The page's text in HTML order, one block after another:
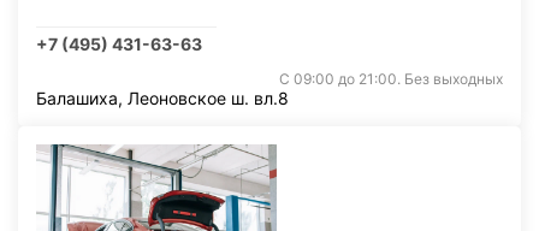
+7 (495) 431-63-63
С 09:00 до 21:00. Без выходных
Балашиха, Леоновское ш. вл.8